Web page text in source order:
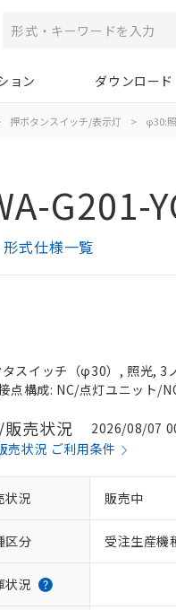
ョン ダウンロード
押ボタンスイッチ/表示灯 > φ30:
G201-
式仕様一覧
スイッチ（φ30）, 照光, 3
点構成: NC/点灯ユニット/
売状況
2026/08/07
売状況 ご利用条件
状況 販売中
区分 受注生産機
状況